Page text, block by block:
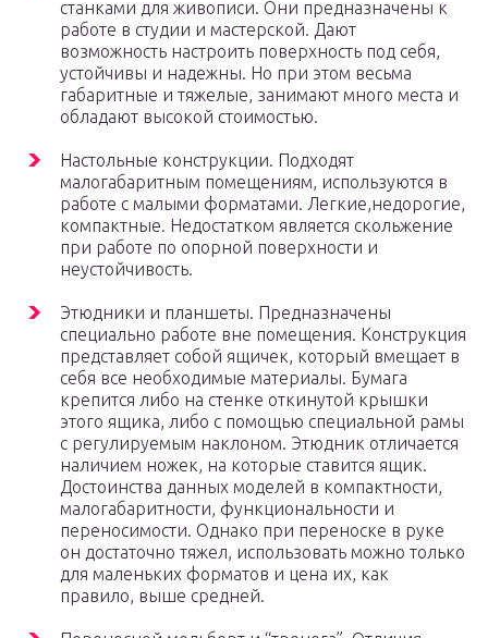
станками для живописи. Они предназначены к
работе в студии и мастерской. Дают
возможность настроить поверхность под себя,
устойчивы и надежны. Но при этом весьма
габаритные и тяжелые, занимают много места и
обладают высокой стоимостью.
Настольные конструкции. Подходят
малогабаритным помещениям, используются в
работе с малыми форматами. Легкие,недорогие,
компактные. Недостатком является скольжение
при работе по опорной поверхности и
неустойчивость.
Этюдники и планшеты. Предназначены
специально работе вне помещения. Конструкция
представляет собой ящичек, который вмещает в
себя все необходимые материалы. Бумага
крепится либо на стенке откинутой крышки
этого ящика, либо с помощью специальной рамы
с регулируемым наклоном. Этюдник отличается
наличием ножек, на которые ставится ящик.
Достоинства данных моделей в компактности,
малогабаритности, функциональности и
переносимости. Однако при переноске в руке
он достаточно тяжел, использовать можно только
для маленьких форматов и цена их, как
правило, выше средней.